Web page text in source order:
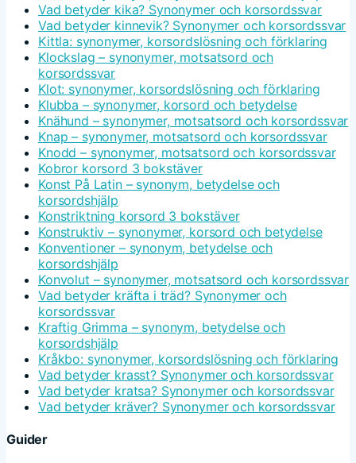
Vad betyder kika? Synonymer och korsordssvar
Vad betyder kinnevik? Synonymer och korsordssvar
Kittla: synonymer, korsordslösning och förklaring
Klockslag – synonymer, motsatsord och
korsordssvar
Klot: synonymer, korsordslösning och förklaring
Klubba – synonymer, korsord och betydelse
Knähund – synonymer, motsatsord och korsordssvar
Knap – synonymer, motsatsord och korsordssvar
Knodd – synonymer, motsatsord och korsordssvar
Kobror korsord 3 bokstäver
Konst På Latin – synonym, betydelse och
korsordshjälp
Konstriktning korsord 3 bokstäver
Konstruktiv – synonymer, korsord och betydelse
Konventioner – synonym, betydelse och
korsordshjälp
Konvolut – synonymer, motsatsord och korsordssvar
Vad betyder kräfta i träd? Synonymer och
korsordssvar
Kraftig Grimma – synonym, betydelse och
korsordshjälp
Kråkbo: synonymer, korsordslösning och förklaring
Vad betyder krasst? Synonymer och korsordssvar
Vad betyder kratsa? Synonymer och korsordssvar
Vad betyder kräver? Synonymer och korsordssvar
Guider